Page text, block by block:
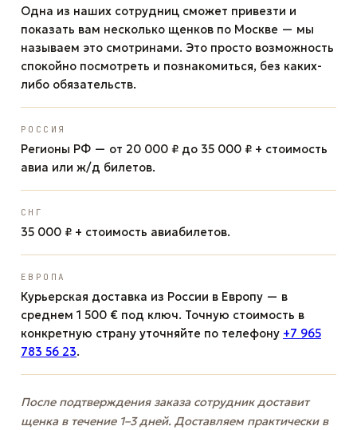
Одна из наших сотрудниц сможет привезти и
показать вам несколько щенков по Москве — мы
называем это смотринами. Это просто возможность
спокойно посмотреть и познакомиться, без каких-
либо обязательств.
РОССИЯ
Регионы РФ — от 20 000 ₽ до 35 000 ₽ + стоимость
авиа или ж/д билетов.
СНГ
35 000 ₽ + стоимость авиабилетов.
ЕВРОПА
Курьерская доставка из России в Европу — в
среднем 1 500 € под ключ. Точную стоимость в
конкретную страну уточняйте по телефону +7 965
783 56 23.
После подтверждения заказа сотрудник доставит
щенка в течение 1–3 дней. Доставляем практически в